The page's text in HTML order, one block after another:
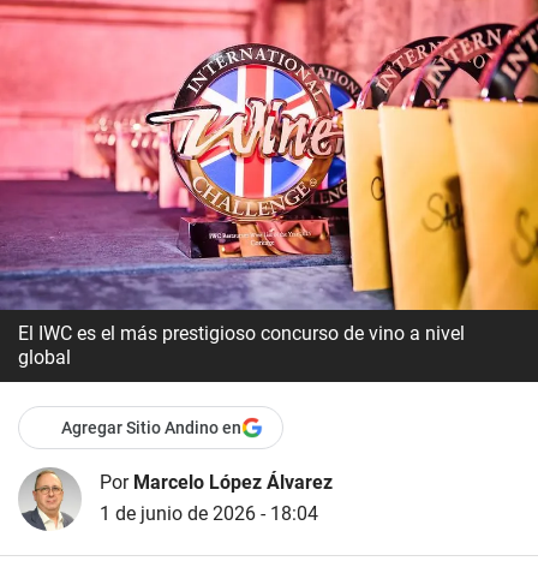
El IWC es el más prestigioso concurso de vino a nivel
global
Agregar Sitio Andino en
Por Marcelo López Álvarez
1 de junio de 2026 - 18:04